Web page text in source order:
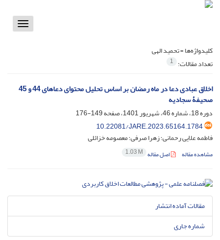
Toggle
کلیدواژه‌ها =تحمید الهی
تعداد مقالات: 1
اخلاق عبادی دعا در ماه رمضان بر اساس تحلیل محتوای دعاهای 44 و 45
صحیفۀ سجادیه
دوره 18، شماره 46، شهریور 1401، صفحه
149-176
10.22081/JARE.2023.65164.1784
فاطمه علایی رحمانی؛ زهرا صرفی؛ معصومه خزائلی
مشاهده مقاله اصل مقاله 1.03 M
مقالات آماده انتشار
شماره جاری